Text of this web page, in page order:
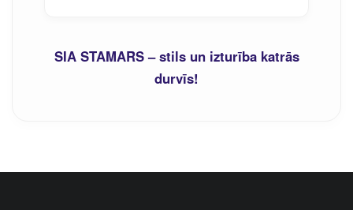
SIA STAMARS – stils un izturība katrās
durvīs!